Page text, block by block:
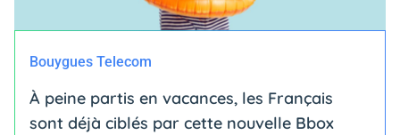
Bouygues Telecom
À peine partis en vacances, les Français
sont déjà ciblés par cette nouvelle Bbox